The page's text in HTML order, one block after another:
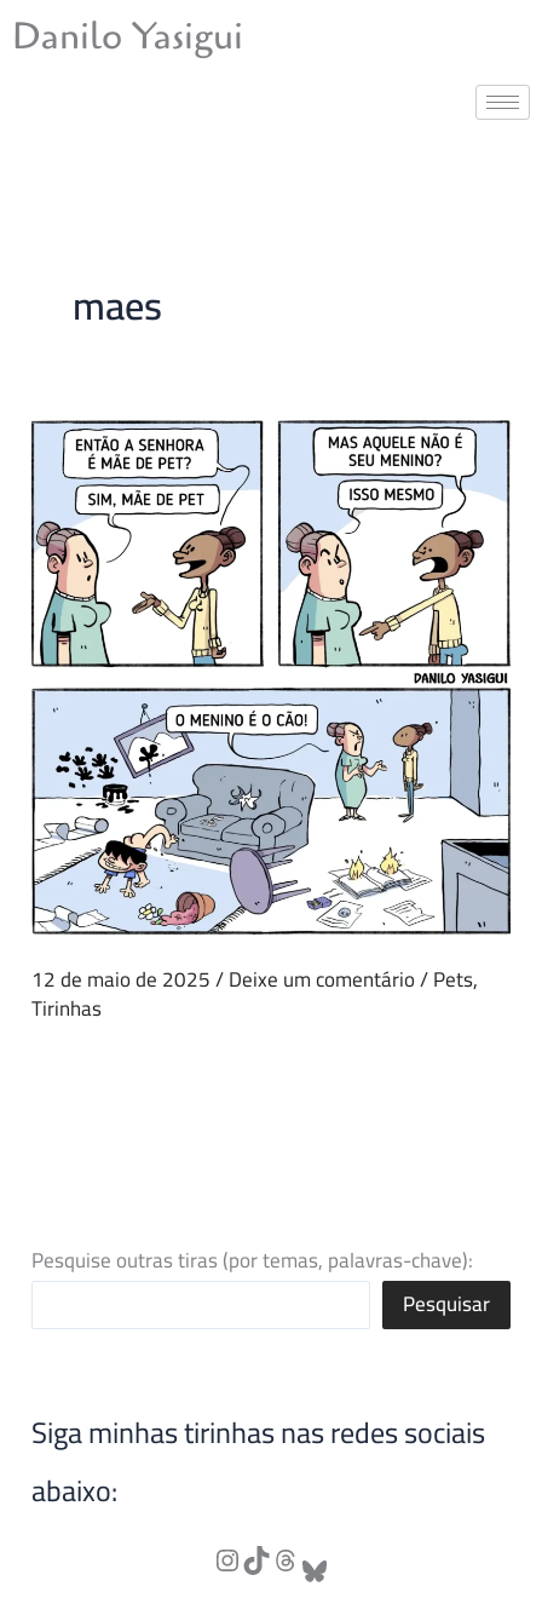
para
Danilo Yasigui
maes
12 de maio de 2025/Deixe um comentário/Pets,
Tirinhas
Pesquise outras tiras (por temas, palavras-chave):
Pesquisar
Siga minhas tirinhas nas redes sociais
abaixo: